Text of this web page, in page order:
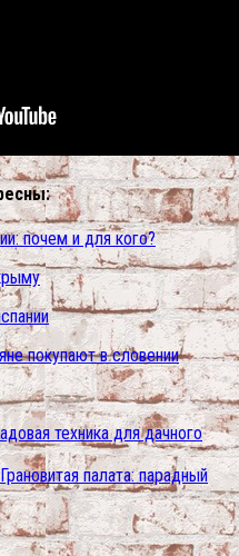
почем и для кого?
покупают в словении
техника для дачного
Грановитая палата: парадный